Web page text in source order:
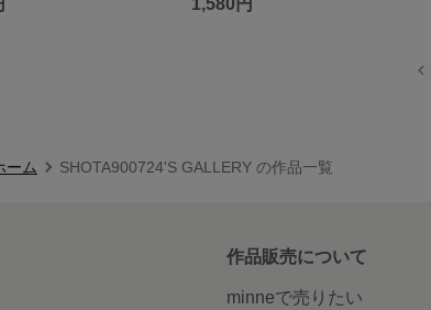
ーム SHOTA900724'S GALLERY の作品一覧
作品販売について
minneで売りたい